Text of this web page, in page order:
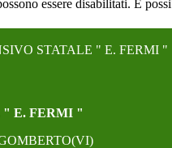
essere disabilitati. È
STATALE " E. FERMI "
" E. FERMI "